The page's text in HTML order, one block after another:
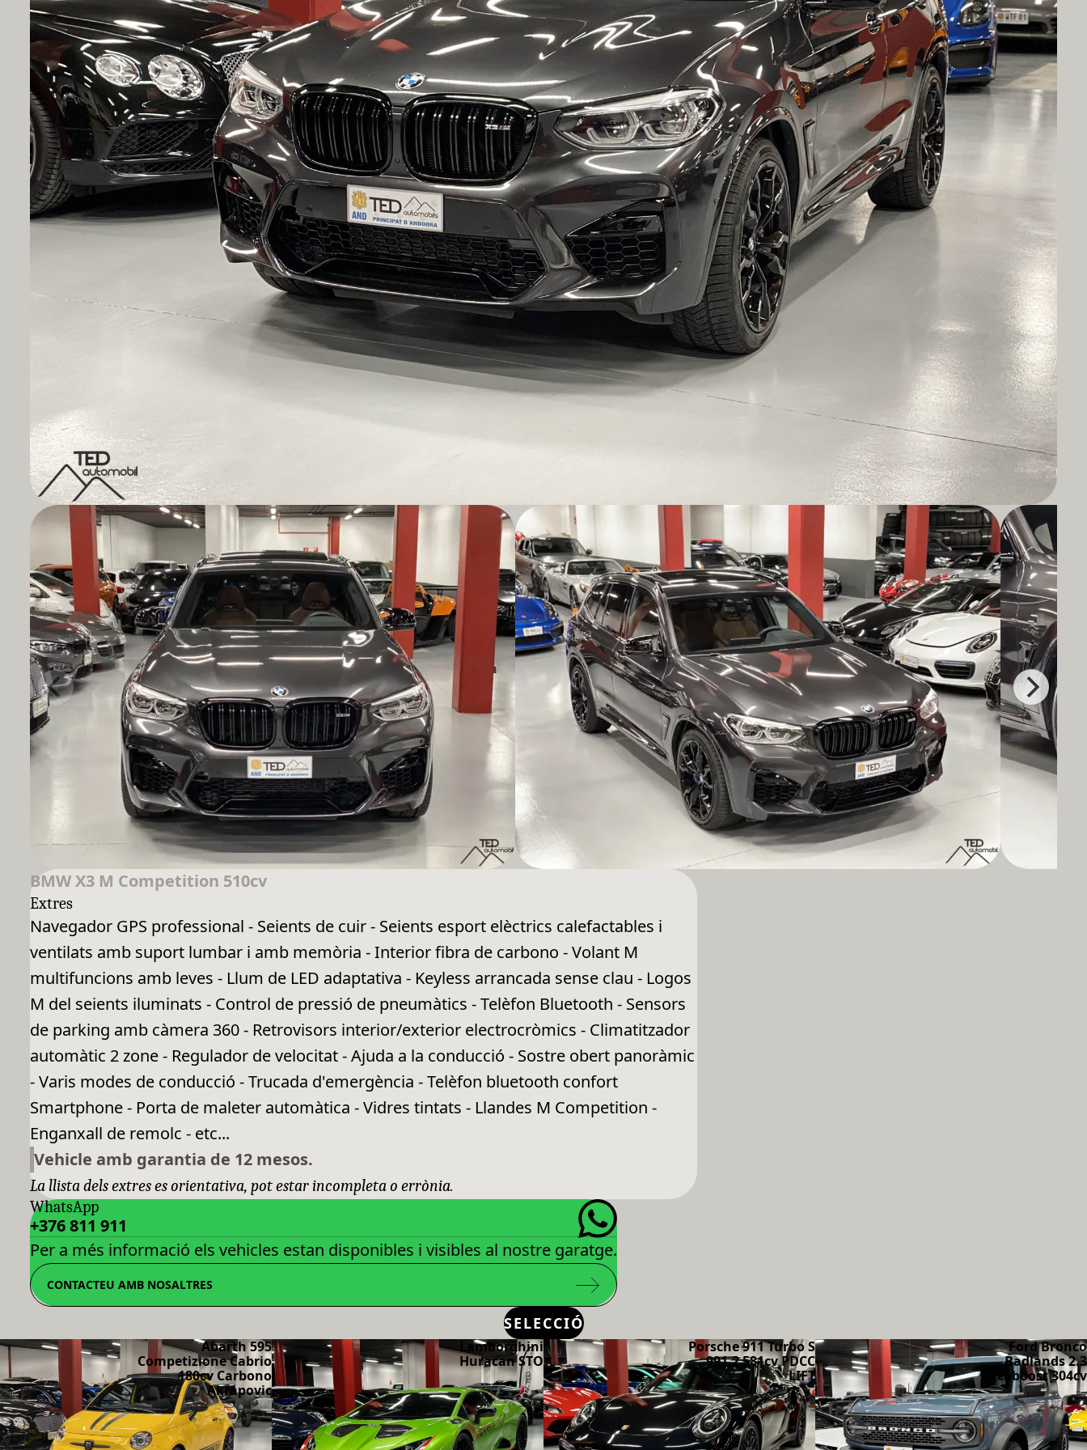
BMW X3 M Competition 510cv
Extres
Navegador GPS professional - Seients de cuir - Seients esport elèctrics calefactables i
ventilats amb suport lumbar i amb memòria - Interior fibra de carbono - Volant M
multifuncions amb leves - Llum de LED adaptativa - Keyless arrancada sense clau - Logos
M del seients iluminats - Control de pressió de pneumàtics - Telèfon Bluetooth - Sensors
de parking amb càmera 360 - Retrovisors interior/exterior electrocròmics - Climatitzador
automàtic 2 zone - Regulador de velocitat - Ajuda a la conducció - Sostre obert panoràmic
- Varis modes de conducció - Trucada d'emergència - Telèfon bluetooth confort
Smartphone - Porta de maleter automàtica - Vidres tintats - Llandes M Competition -
Enganxall de remolc - etc...
Vehicle amb garantia de 12 mesos.
La llista dels extres es orientativa, pot estar incompleta o errònia.
WhatsApp
+376 811 911
Per a més informació els vehicles estan disponibles i visibles al nostre garatge.
CONTACTEU AMB NOSALTRES
SELECCIÓ
Abarth 595
Competizione Cabrio
180cv Carbono
Akrapovic
Lamborghini
Huracan STO
Porsche 911 Turbo S
991.2 581cv PDCC
LIFT
Ford Bronco
Badlands 2.3
Ecoboost 304cv